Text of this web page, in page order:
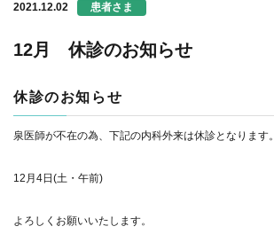
2021.12.02
12月 休診のお知らせ
休診のお知らせ
泉医師が不在の為、下記の内科外来は休診となります。
12月4日(土・午前)
よろしくお願いいたします。